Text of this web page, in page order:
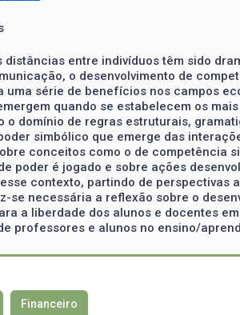
distâncias entre indivíduos têm sido
o desenvolvimento de
uma série de benefícios nos campos
quando se estabelecem os
o domínio de regras estruturais,
simbólico que emerge das
conceitos como o de competência
poder é jogado e sobre ações
contexto, partindo de perspectivas
se necessária a reflexão sobre o
a liberdade dos alunos e docentes
professores e alunos no ensino/
Financeiro